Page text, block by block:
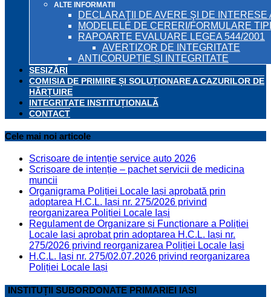
ALTE INFORMATII
DECLARAŢII DE AVERE ŞI DE
MODELELE DE CERERI/FORMULARE
RAPOARTE EVALUARE LEGEA 544/2001
AVERTIZOR DE INTEGRITATE
ANTICORUPȚIE ȘI INTEGRITATE
SESIZĂRI
COMISIA DE PRIMIRE ȘI SOLUȚIONARE A CAZURILOR DE
HĂRȚUIRE
INTEGRITATE INSTITUȚIONALĂ
CONTACT
Cele mai noi articole
Scrisoare de intenție service auto 2026
Scrisoare de intenție – pachet servicii de medicina
muncii
Organigrama Poliției Locale Iași aprobată prin
adoptarea H.C.L. Iași nr. 275/2026 privind
reorganizarea Poliției Locale Iași
Regulament de Organizare și Funcționare a Poliției
Locale Iași aprobat prin adoptarea H.C.L. Iași nr.
275/2026 privind reorganizarea Poliției Locale Iași
H.C.L. Iași nr. 275/02.07.2026 privind reorganizarea
Poliției Locale Iași
INSTITUȚII SUBORDONATE PRIMARIEI IASI